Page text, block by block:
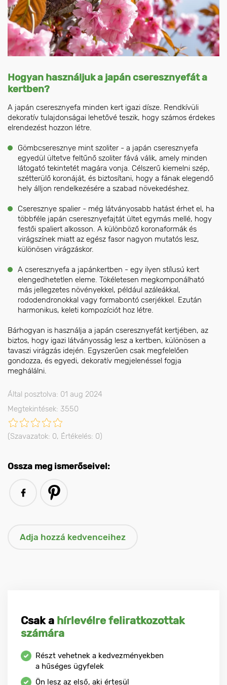
Hogyan használjuk a japán cseresznyefát a
kertben?
A japán cseresznyefa minden kert igazi dísze. Rendkívüli
dekoratív tulajdonságai lehetővé teszik, hogy számos érdekes
elrendezést hozzon létre.
Gömbcseresznye mint szoliter - a japán cseresznyefa
egyedül ültetve feltűnő szoliter fává válik, amely minden
látogató tekintetét magára vonja. Célszerű kiemelni szép,
szétterülő koronáját, és biztosítani, hogy a fának elegendő
hely álljon rendelkezésére a szabad növekedéshez.
Cseresznye spalier - még látványosabb hatást érhet el, ha
többféle japán cseresznyefajtát ültet egymás mellé, hogy
festői spaliert alkosson. A különböző koronaformák és
virágszínek miatt az egész fasor nagyon mutatós lesz,
különösen virágzáskor.
A cseresznyefa a japánkertben - egy ilyen stílusú kert
elengedhetetlen eleme. Tökéletesen megkomponálható
más jellegzetes növényekkel, például azáleákkal,
rododendronokkal vagy formabontó cserjékkel. Ezután
harmonikus, keleti kompozíciót hoz létre.
Bárhogyan is használja a japán cseresznyefát kertjében, az
biztos, hogy igazi látványosság lesz a kertben, különösen a
tavaszi virágzás idején. Egyszerűen csak megfelelően
gondozza, és egyedi, dekoratív megjelenéssel fogja
meghálálni.
Által posztolva: 01 aug 2024
Megtekintések: 3550
(Szavazatok: 0, Értékelés: 0)
Ossza meg ismerőseivel:
Csak a hírlevélre feliratkozottak
számára
Részt vehetnek a kedvezményekben
a hűséges ügyfelek
Ön lesz az első, aki értesül